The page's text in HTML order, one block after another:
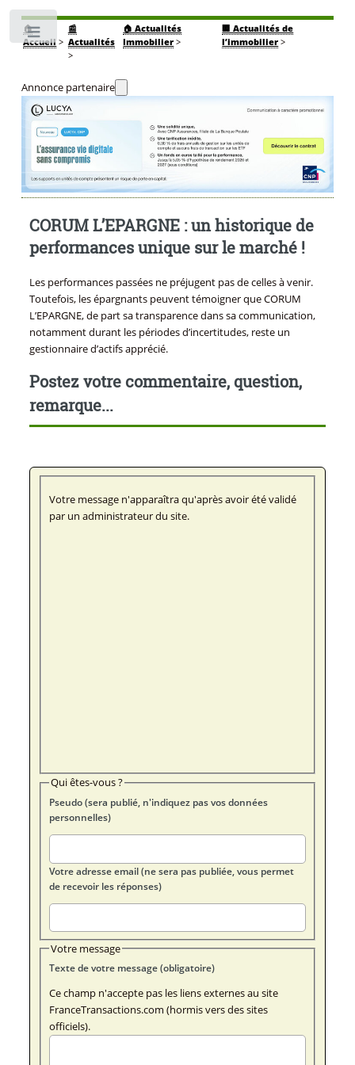
🏠
Accueil>
📰
Actualités
>
🏠 Actualités
Immobilier >
🏢 Actualités de
l’immobilier >
Annonce partenaire
CORUM L’EPARGNE : un historique de
performances unique sur le marché !
Les performances passées ne préjugent pas de celles à venir.
Toutefois, les épargnants peuvent témoigner que CORUM
L’EPARGNE, de part sa transparence dans sa communication,
notamment durant les périodes d’incertitudes, reste un
gestionnaire d’actifs apprécié.
Postez votre commentaire, question,
remarque...
Votre message n'apparaîtra qu'après avoir été validé
par un administrateur du site.
Qui êtes-vous ?
Pseudo (sera publié, n'indiquez pas vos données
personnelles)
Votre adresse email (ne sera pas publiée, vous permet
de recevoir les réponses)
Votre message
Texte de votre message (obligatoire)
Ce champ n'accepte pas les liens externes au site
FranceTransactions.com (hormis vers des sites
officiels).
Toggle